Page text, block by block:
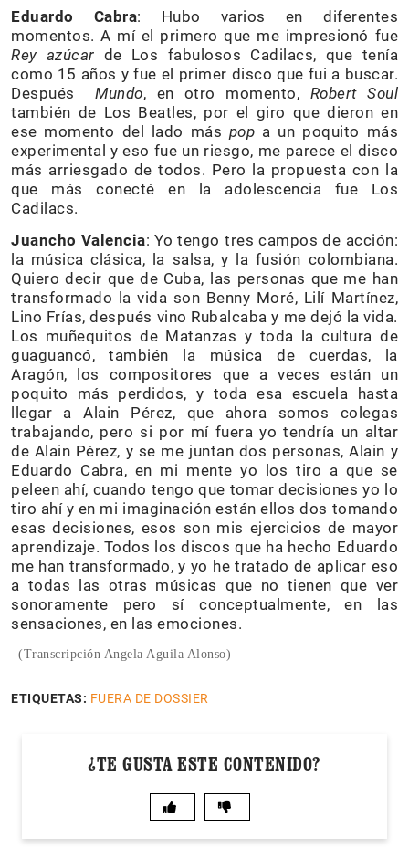
Eduardo Cabra: Hubo varios en diferentes
momentos. A mí el primero que me impresionó fue
Rey azúcar de Los fabulosos Cadilacs, que tenía
como 15 años y fue el primer disco que fui a buscar.
Después
Mundo, en otro momento, Robert Soul
también de Los Beatles, por el giro que dieron en
ese momento del lado más pop a un poquito más
experimental y eso fue un riesgo, me parece el disco
más arriesgado de todos. Pero la propuesta con la
que más conecté en la adolescencia fue Los
Cadilacs.
Juancho Valencia: Yo tengo tres campos de acción:
la música clásica, la salsa, y la fusión colombiana.
Quiero decir que de Cuba, las personas que me han
transformado la vida son Benny Moré, Lilí Martínez,
Lino Frías, después vino Rubalcaba y me dejó la vida.
Los muñequitos de Matanzas y toda la cultura de
guaguancó, también la música de cuerdas, la
Aragón, los compositores que a veces están un
poquito más perdidos, y toda esa escuela hasta
llegar a Alain Pérez, que ahora somos colegas
trabajando, pero si por mí fuera yo tendría un altar
de Alain Pérez, y se me juntan dos personas, Alain y
Eduardo Cabra, en mi mente yo los tiro a que se
peleen ahí, cuando tengo que tomar decisiones yo lo
tiro ahí y en mi imaginación están ellos dos tomando
esas decisiones, esos son mis ejercicios de mayor
aprendizaje. Todos los discos que ha hecho Eduardo
me han transformado, y yo he tratado de aplicar eso
a todas las otras músicas que no tienen que ver
sonoramente pero sí conceptualmente, en las
sensaciones, en las emociones.
(Transcripción Angela Aguila Alonso)
ETIQUETAS: FUERA DE DOSSIER
¿TE GUSTA ESTE CONTENIDO?